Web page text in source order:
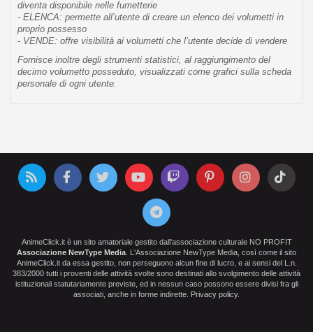
diventa disponibile nelle fumetterie
- ELENCA: permette all’utente di creare un elenco dei volumetti in
proprio possesso
- VENDE: offre visibilità ai volumetti che l’utente decide di vendere
Fornisce inoltre degli strumenti statistici, al raggiungimento del
decimo volumetto posseduto, visualizzati come grafici sulla scheda
personale di ogni utente.
AnimeClick.it è un sito amatoriale gestito dall'associazione culturale NO PROFIT
Associazione NewType Media . L'Associazione NewType Media, così come il sito
AnimeClick.it da essa gestito, non perseguono alcun fine di lucro, e ai sensi del L.n.
383/2000 tutti i proventi delle attività svolte sono destinati allo svolgimento delle attività
istituzionali statutariamente previste, ed in nessun caso possono essere divisi fra gli
associati, anche in forme indirette.
Privacy policy.